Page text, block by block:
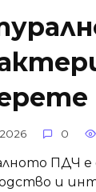
0
ПДЧ е
и